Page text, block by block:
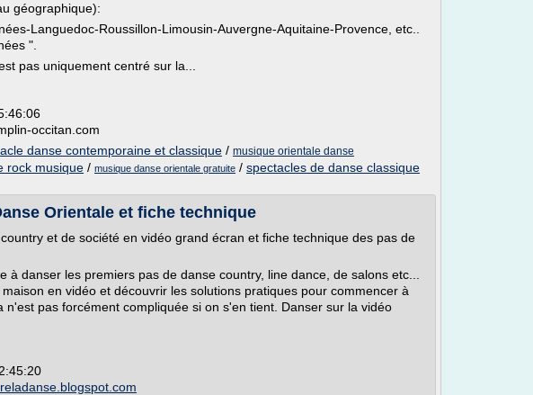
géographique):
Languedoc-Roussillon-Limousin-Auvergne-Aquitaine-Provence, etc..
".
pas uniquement centré sur la...
occitan.com
danse contemporaine et classique / musique orientale danse
rock musique / musique danse orientale gratuite / spectacles de danse classique
Orientale et fiche technique
et de société en vidéo grand écran et fiche technique des pas de
à danser les premiers pas de danse country, line dance, de salons etc...
en vidéo et découvrir les solutions pratiques pour commencer à
n'est pas forcément compliquée si on s'en tient. Danser sur la vidéo